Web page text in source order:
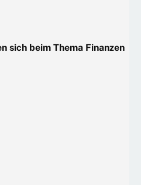
sich beim Thema Finanzen